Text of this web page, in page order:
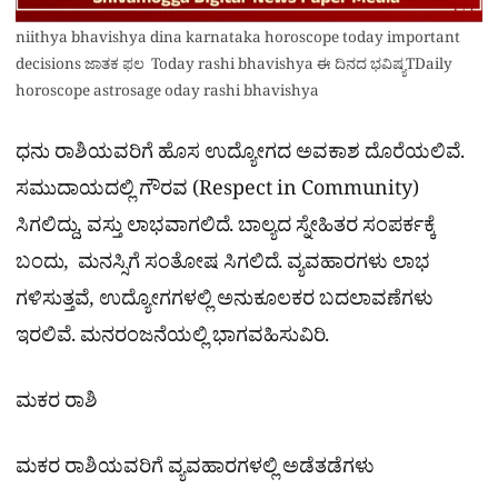
niithya bhavishya dina karnataka horoscope today important
decisions ಜಾತಕ ಫಲ Today rashi bhavishya ಈ ದಿನದ ಭವಿಷ್ಯTDaily
horoscope astrosage oday rashi bhavishya
ಧನು ರಾಶಿಯವರಿಗೆ ಹೊಸ ಉದ್ಯೋಗದ ಅವಕಾಶ ದೊರೆಯಲಿವೆ.
ಸಮುದಾಯದಲ್ಲಿ ಗೌರವ (Respect in Community)
ಸಿಗಲಿದ್ದು, ವಸ್ತು ಲಾಭವಾಗಲಿದೆ. ಬಾಲ್ಯದ ಸ್ನೇಹಿತರ ಸಂಪರ್ಕಕ್ಕೆ
ಬಂದು, ಮನಸ್ಸಿಗೆ ಸಂತೋಷ ಸಿಗಲಿದೆ. ವ್ಯವಹಾರಗಳು ಲಾಭ
ಗಳಿಸುತ್ತವೆ, ಉದ್ಯೋಗಗಳಲ್ಲಿ ಅನುಕೂಲಕರ ಬದಲಾವಣೆಗಳು
ಇರಲಿವೆ. ಮನರಂಜನೆಯಲ್ಲಿ ಭಾಗವಹಿಸುವಿರಿ.
ಮಕರ ರಾಶಿ
ಮಕರ ರಾಶಿಯವರಿಗೆ ವ್ಯವಹಾರಗಳಲ್ಲಿ ಅಡೆತಡೆಗಳು